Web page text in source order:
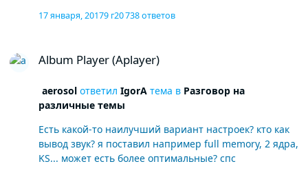
быть? Я уже боюсь его запускать..самое странное что
прошлый раз.
17 января, 20179 г20 738 ответов
Album Player (Aplayer)
aerosolответил IgorAтема в Разговор на
различные темы
Есть какой-то наилучший вариант настроек? кто как
вывод звук? я поставил например full memory, 2 ядра,
KS... может есть более оптимальные? спс